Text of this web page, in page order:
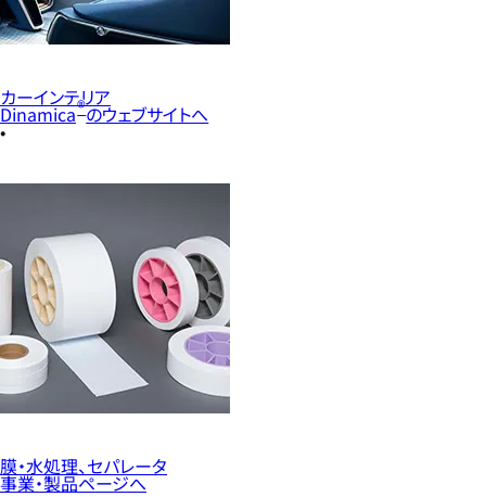
カーインテリア
Dinamica®のウェブサイトへ
膜・水処理、セパレータ
事業・製品ページへ